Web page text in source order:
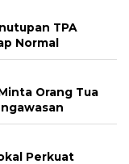
TPA
Normal
Orang Tua
Perkuat